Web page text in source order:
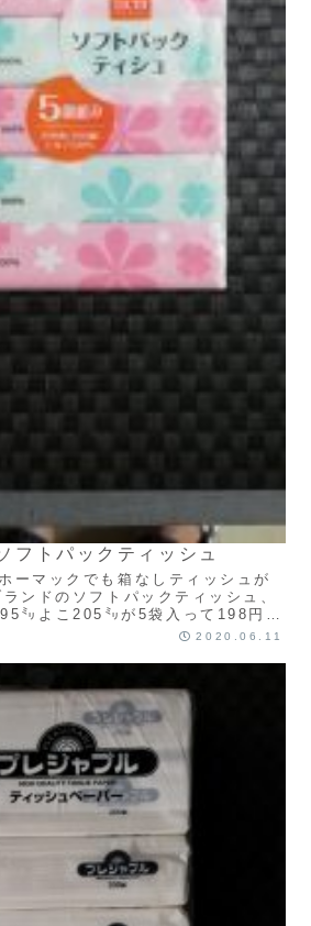
フトパックティッシュ
ーマックでも箱なしティッシュが
ンドのソフトパックティッシュ、
㍉よこ205㍉が5袋入って198円、
クとブルーもっと読む
2020.06.11